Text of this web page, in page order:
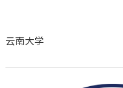
云南大学